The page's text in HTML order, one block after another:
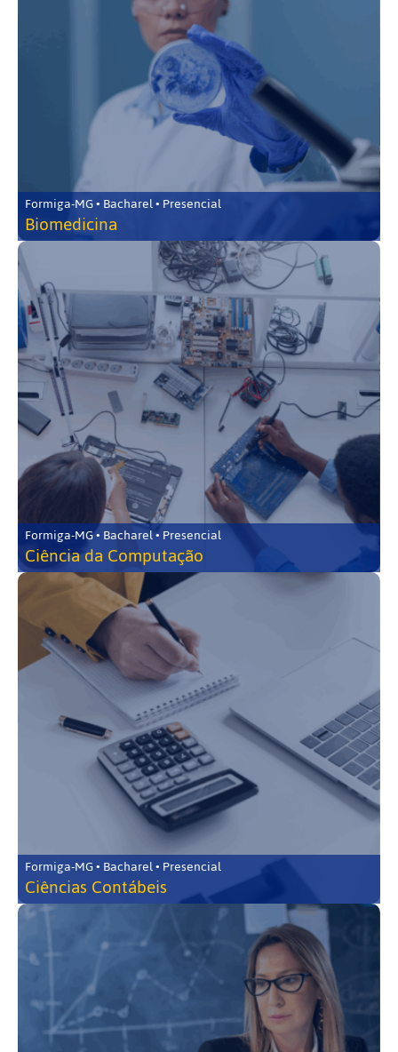
Formiga-MG • Bacharel • Presencial
Biomedicina
Formiga-MG • Bacharel • Presencial
Ciência da Computação
Formiga-MG • Bacharel • Presencial
Ciências Contábeis